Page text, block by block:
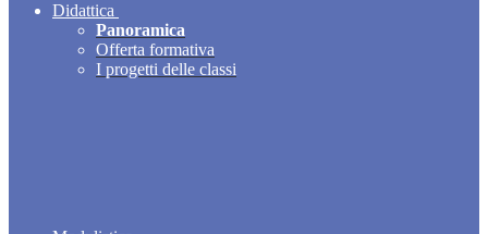
Didattica
Panoramica
Offerta formativa
I progetti delle classi